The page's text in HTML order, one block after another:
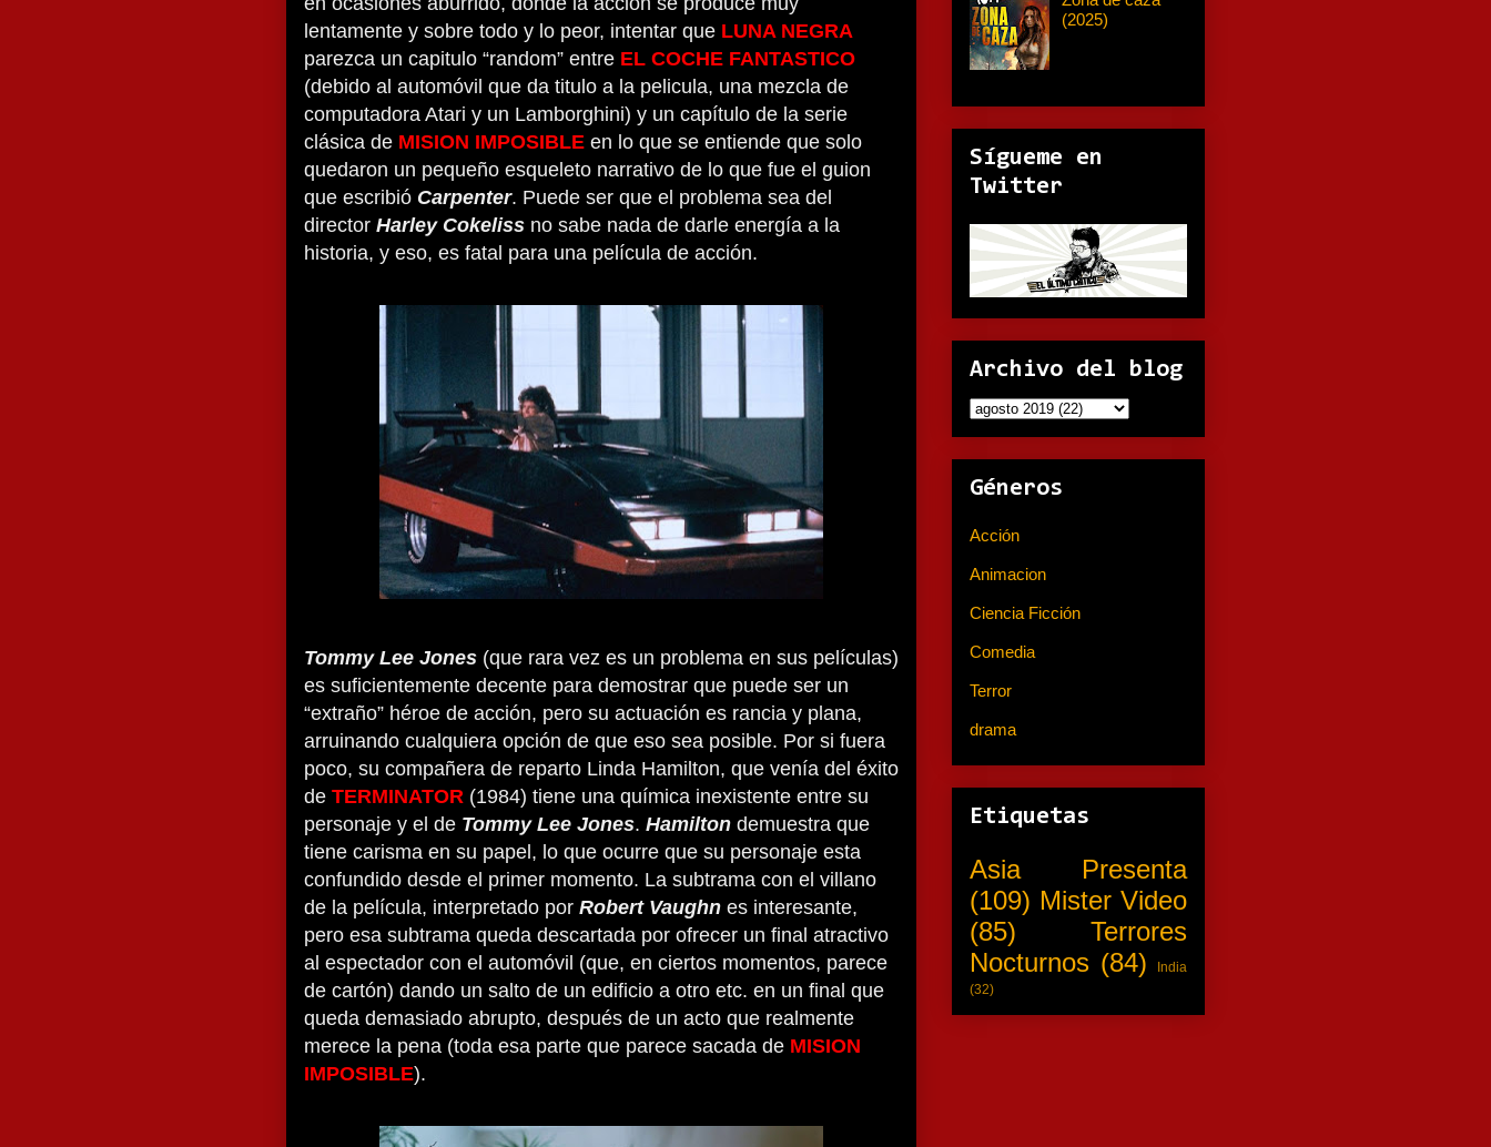
lentamente y sobre todo y lo peor, intentar que LUNA NEGRA
parezca un capitulo “random” entre EL COCHE FANTASTICO
(debido al automóvil que da titulo a la pelicula, una mezcla de
computadora Atari y un Lamborghini) y un capítulo de la serie
clásica de MISION IMPOSIBLE en lo que se entiende que solo
quedaron un pequeño esqueleto narrativo de lo que fue el guion
que escribió Carpenter. Puede ser que el problema sea del
director Harley Cokeliss no sabe nada de darle energía a la
historia, y eso, es fatal para una película de acción.
Tommy Lee Jones (que rara vez es un problema en sus películas)
es suficientemente decente para demostrar que puede ser un
“extraño” héroe de acción, pero su actuación es rancia y plana,
arruinando cualquiera opción de que eso sea posible. Por si fuera
poco, su compañera de reparto Linda Hamilton, que venía del éxito
de TERMINATOR (1984) tiene una química inexistente entre su
personaje y el de Tommy Lee Jones. Hamilton demuestra que
tiene carisma en su papel, lo que ocurre que su personaje esta
confundido desde el primer momento. La subtrama con el villano
de la película, interpretado por Robert Vaughn es interesante,
pero esa subtrama queda descartada por ofrecer un final atractivo
al espectador con el automóvil (que, en ciertos momentos, parece
de cartón) dando un salto de un edificio a otro etc. en un final que
queda demasiado abrupto, después de un acto que realmente
merece la pena (toda esa parte que parece sacada de MISION
IMPOSIBLE).
(2025)
Sígueme en
Twitter
Archivo del blog
Géneros
Acción
Animacion
Ciencia Ficción
Comedia
Terror
drama
Etiquetas
Asia Presenta
(109) Mister Video
(85)
Terrores
Nocturnos (84)
India
(32)